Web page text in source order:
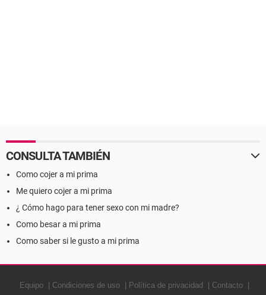
CONSULTA TAMBIÉN
Como cojer a mi prima
Me quiero cojer a mi prima
¿ Cómo hago para tener sexo con mi madre?
Como besar a mi prima
Como saber si le gusto a mi prima
Equipo Condiciones de uso Política de privacidad Contacto